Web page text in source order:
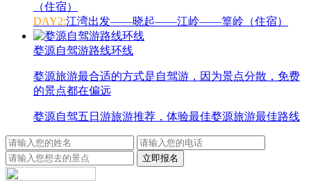
（住宿）
DAY2:江湾出发——晓起——江岭——篁岭（住宿）
婺源自驾游路线环线
婺源旅游最合适的方式是自驾游，因为景点分散，免费
的景点都在偏远
婺源自驾五日游旅游推荐，体验最佳婺源旅游最佳路线